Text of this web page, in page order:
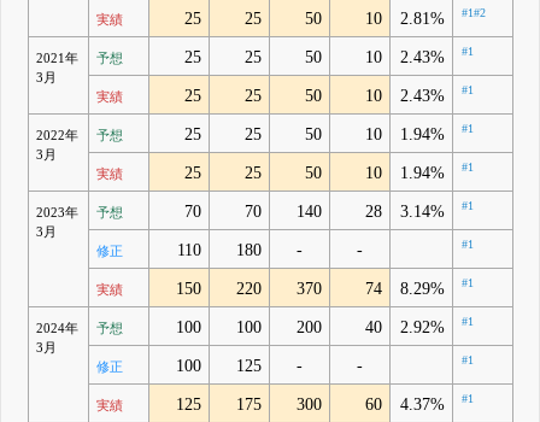
実績 25 25 50 10 2.81% #1#2
2021年
3月
予想 25 25 50 10 2.43% #1
実績 25 25 50 10 2.43% #1
2022年
3月
予想 25 25 50 10 1.94% #1
実績 25 25 50 10 1.94% #1
2023年
3月
予想 70 70 140 28 3.14% #1
修正 110 180 - - #1
実績 150 220 370 74 8.29% #1
2024年
3月
予想 100 100 200 40 2.92% #1
修正 100 125 - - #1
実績 125 175 300 60 4.37% #1